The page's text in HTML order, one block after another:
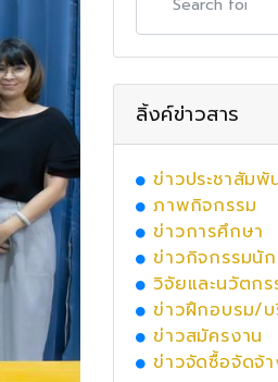
ลิ้งค์ข่าวสาร
ข่าวประชาสัมพั
ภาพกิจกรรม
ข่าวการศึกษา
ข่าวกิจกรรมนั
วิจัยและนวัตกร
ข่าวฝึกอบรม/บ
ข่าวสมัครงาน
ข่าวจัดซื้อจัดจ้